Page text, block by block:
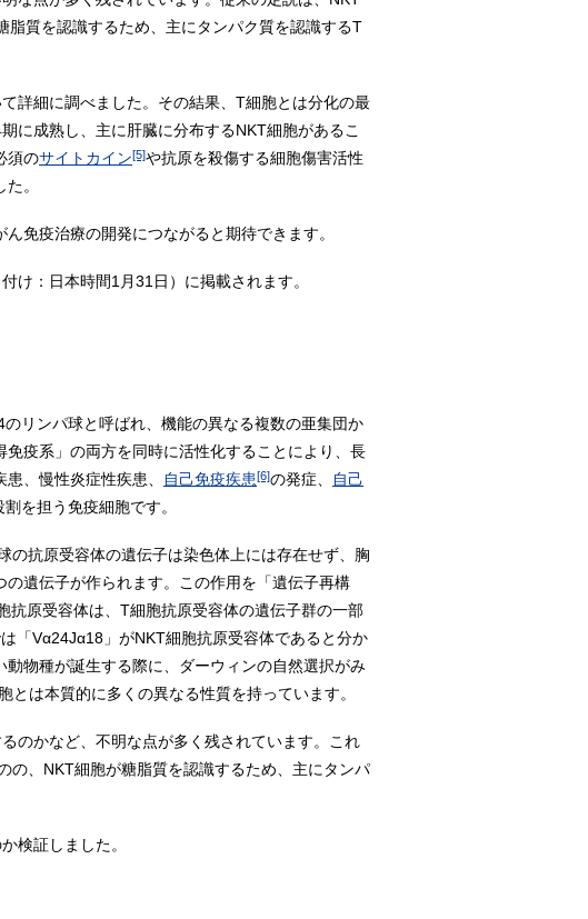
質を認識するため、主にタンパク質を認識するT
詳細に調べました。その結果、T細胞とは分化の最
に成熟し、主に肝臓に分布するNKT細胞があるこ
須のサイトカイン[5]や抗原を殺傷する細胞傷害活性
。
免疫治療の開発につながると期待できます。
け：日本時間1月31日）に掲載されます。
リンパ球と呼ばれ、機能の異なる複数の亜集団か
疫系」の両方を同時に活性化することにより、長
、慢性炎症性疾患、
自己免疫疾患[6]の発症、
自己
を担う免疫細胞です。
抗原受容体の遺伝子は染色体上には存在せず、胸
遺伝子が作られます。この作用を「遺伝子再構
抗原受容体は、T細胞抗原受容体の遺伝子群の一部
「Vα24Jα18」がNKT細胞抗原受容体であると分か
物種が誕生する際に、ダーウィンの自然選択がみ
は本質的に多くの異なる性質を持っています。
のかなど、不明な点が多く残されています。これ
の、NKT細胞が糖脂質を認識するため、主にタンパ
検証しました。